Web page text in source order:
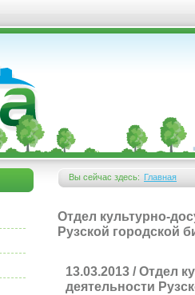
Вы сейчас здесь:
Вы здесь
Главная
Отдел культурно-
Рузской городской
13.03.2013 / Отдел
деятельности